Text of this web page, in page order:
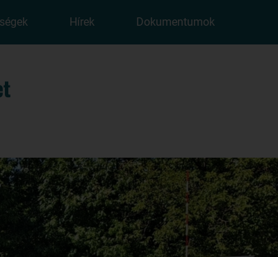
Hírek Dokumentumok